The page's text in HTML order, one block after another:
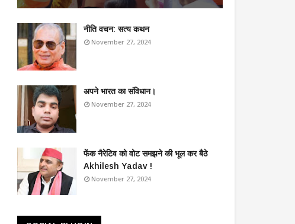
​नीति वचन: सत्य कथन
November 27, 2024
अपने भारत का संविधान।
November 27, 2024
फेंक नैरेटिव को वोट समझने की भूल कर बैठे
Akhilesh Yadav !
November 27, 2024